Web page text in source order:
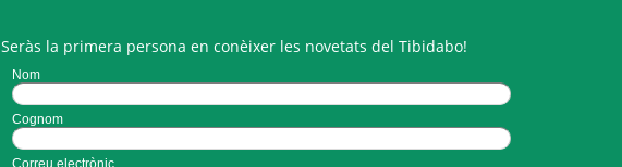
Seràs la primera persona en conèixer les novetats del Tibidabo!